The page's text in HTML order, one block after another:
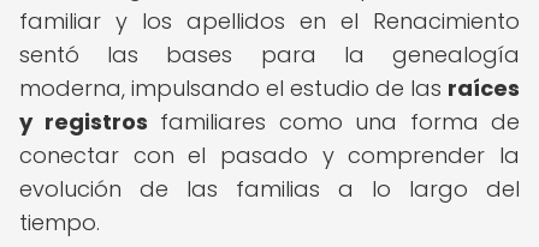
familiar y los apellidos en el Renacimiento
sentó las bases para la genealogía
moderna, impulsando el estudio de las raíces
y registros familiares como una forma de
conectar con el pasado y comprender la
evolución de las familias a lo largo del
tiempo.